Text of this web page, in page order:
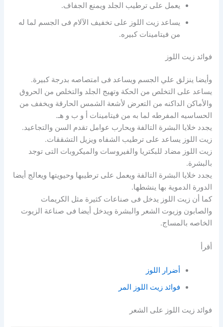
يعمل على ترطيب الجلد ويمنع الجفاف.
يساعد زيت اللوز على تخفيف الآلام فى الجسم لما له
من فيتامينات كبيره.
فوائد زيت اللوز
وأيضا ينزلق علي الجسم ويساعد فى امتصاصه بدرجة كبيرة.
يساعد على التخلص من الحكة وتهيج الجلد والتخلص من الحروق
والأماكن الداكنه من التعرض لأشعة الشمس الحارقة ويخفف من
الحساسيه المفرطه لما به من فيتامينات أ و ب و هـ.
يجدد خلايا البشرة التالفة ويحارب عوامل تقدم السن والتجاعيد.
زيت اللوز يساعد على ترطيب الشفاه ويزيل التشققات.
زيت اللوز مضاد للبكتريا والفيروسات والميكروبات التى توجد
بالبشرة.
يجدد خلايا البشرة التالفة ويعمل على ترطيبها وحيويتها ويعالج أيضا
الدورة الدموية بها ينشطها.
كما أن زيت اللوز يدخل فى صناعات كثيرة مثل الكريمات
والصابون وزيوت الشعر والبشرة ويدخل أيضا فى صناعة الزيوت
الخاصه بالمساج.
أقرأ
أضرار اللوز
فوائد زيت اللوز المر
فوائد زيت اللوز على الشعر